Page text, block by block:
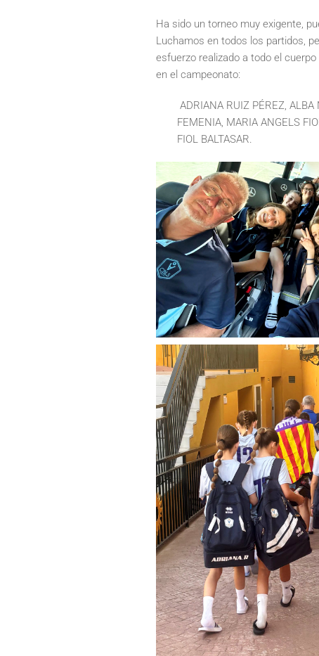
Ha sido un torneo muy exigente,
Luchamos en todos los partidos,
esfuerzo realizado a todo el
en el campeonato:
ADRIANA RUIZ PÉREZ, ALBA
FEMENIA, MARIA ANGELS
FIOL BALTASAR.